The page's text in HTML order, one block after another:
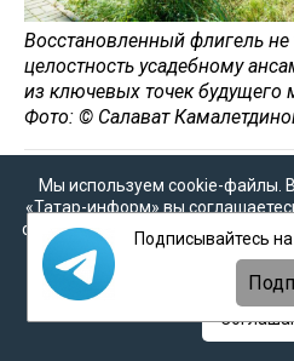
Восстановленный флигель не
целостность усадебному
из ключевых точек будущего
Фото: © Салават
«Мы предполагаем, что
все-таки проведем
время будут проходить
так или иначе этот маршрут
настоящее время, поэтому
активно рекламировать», –
Мы используем cookie-файлы.
«Татар-информ» вы
cookie в соответствии с
наобработку
персональных данных
Подписывайтесь